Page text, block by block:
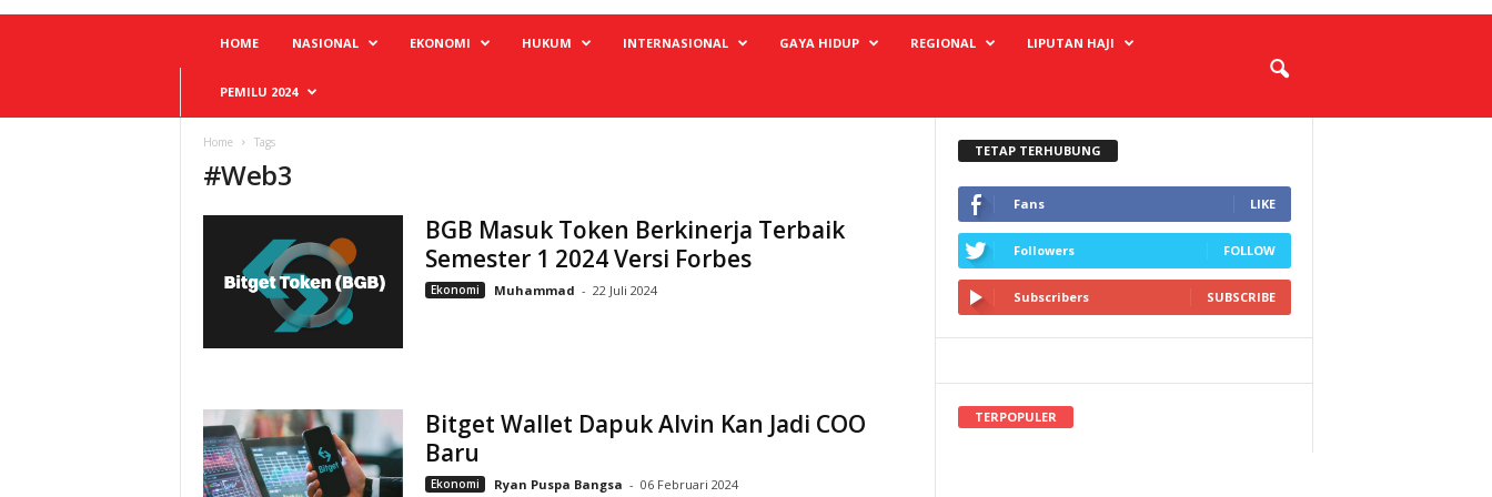
HOME NASIONAL EKONOMI HUKUM INTERNASIONAL GAYA HIDUP REGIONAL LIPUTAN HAJI
PEMILU 2024
Home Tags
#Web3
BGB Masuk Token Berkinerja Terbaik
Semester 1 2024 Versi Forbes
Ekonomi Muhammad - 22 Juli 2024
Bitget Wallet Dapuk Alvin Kan Jadi COO
Baru
Ekonomi Ryan Puspa Bangsa - 06 Februari 2024
TETAP TERHUBUNG
Fans LIKE
Followers FOLLOW
Subscribers SUBSCRIBE
TERPOPULER